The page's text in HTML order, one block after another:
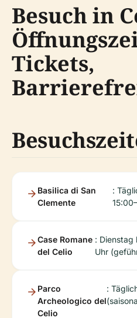
Besuch in
Tickets,
Basilica di San
Clemente
:
Case Romane
del Celio
: Dienstag
Uhr
Parco
Archeologico del
Celio
: